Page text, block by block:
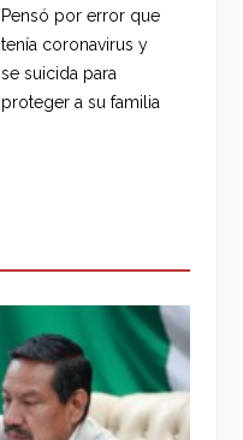
o
k
r
+
I
Pensó por error que
tenía coronavirus y
se suicida para
proteger a su familia